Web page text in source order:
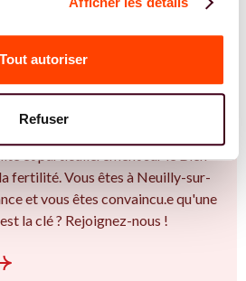
Tout autoriser
Refuser
expert.e.s en SMOP
spécialiste dans dans
et particulièrement sur le Bien
fertilité. Vous êtes à Neuilly-sur-
et vous êtes convaincu.e qu'une
la clé ? Rejoignez-nous !